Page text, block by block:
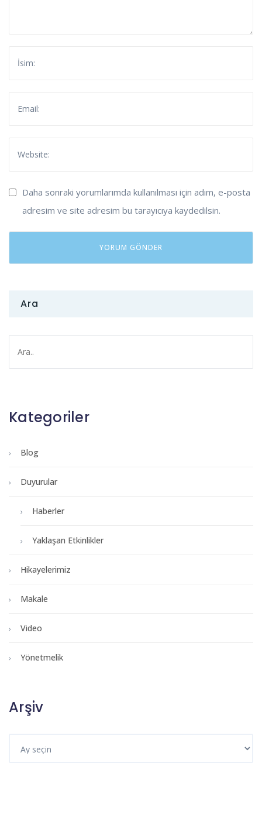
Daha sonraki yorumlarımda kullanılması için adım, e-posta
adresim ve site adresim bu tarayıcıya kaydedilsin.
Ara
Kategoriler
Blog
Duyurular
Haberler
Yaklaşan Etkinlikler
Hikayelerimiz
Makale
Video
Yönetmelik
Arşiv